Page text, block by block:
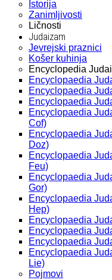
Istorija
Zanimljivosti
Ličnosti
Judaizam
Jevrejski praznici
Košer kuhinja
Encyclopedia
Encyclopaedia
Encyclopaedia
Encyclopaedia
Encyclopaedia
Cof)
Encyclopaedia
Doz)
Encyclopaedia
Feu)
Encyclopaedia
Gor)
Encyclopaedia
Hep)
Encyclopaedia
Encyclopaedia
Encyclopaedia
Encyclopaedia
Lie)
Pojmovi